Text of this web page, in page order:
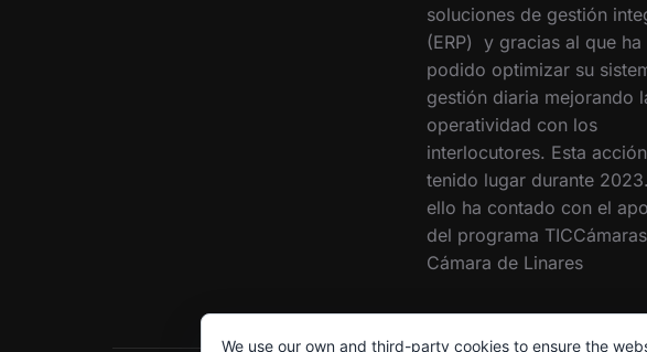
soluciones de gestión
(ERP) y gracias al que ha
podido optimizar su
gestión diaria mejorando
operatividad con los
interlocutores. Esta
tenido lugar durante
ello ha contado con el
del programa
Cámara de Linares
We use our own and third-party cookies to ensure the